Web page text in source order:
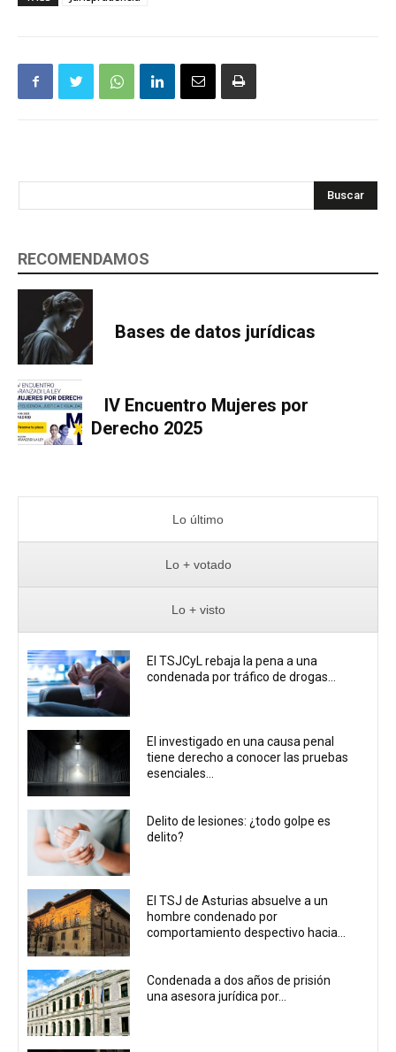
Buscar
RECOMENDAMOS
Bases de datos jurídicas
IV Encuentro Mujeres por
Derecho 2025
Lo último
Lo + votado
Lo + visto
El TSJCyL rebaja la pena a una
condenada por tráfico de drogas...
El investigado en una causa penal
tiene derecho a conocer las pruebas
esenciales...
Delito de lesiones: ¿todo golpe es
delito?
El TSJ de Asturias absuelve a un
hombre condenado por
comportamiento despectivo hacia...
Condenada a dos años de prisión
una asesora jurídica por...